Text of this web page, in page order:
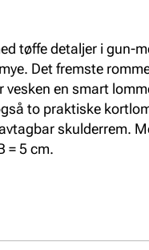
tøffe detaljer i gun-
Det fremste
en smart
to praktiske
skulderrem.
= 5 cm.